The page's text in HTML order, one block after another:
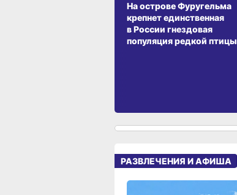
На острове Фуругельма
крепнет единственная
в России гнездовая
популяция редкой птицы
РАЗВЛЕЧЕНИЯ И АФИША